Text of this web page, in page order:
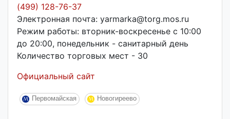
(499) 128-76-37
Электронная почта: yarmarka@torg.mos.ru
Режим работы: вторник-воскресенье с 10:00
до 20:00, понедельник - санитарный день
Количество торговых мест - 30
Официальный сайт
Первомайская Новогиреево